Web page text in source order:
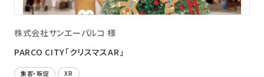
株式会社サンエーパルコ 様
PARCO CITY「クリスマスAR」
集客・販促 XR